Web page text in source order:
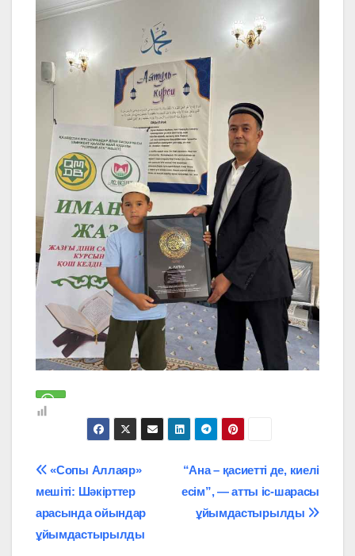
Навигация
по
записям
“Ана – қасиетті де, киелі
есім”, — атты іс-шарасы
ұйымдастырылды
«Сопы Аллаяр»
мешіті: Шәкірттер
арасында ойындар
ұйымдастырылды